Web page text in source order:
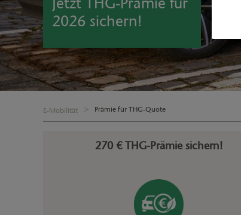
2026 sichern!
E-Mobilität Prämie für THG-Quote
270 € THG-Prämie sichern!